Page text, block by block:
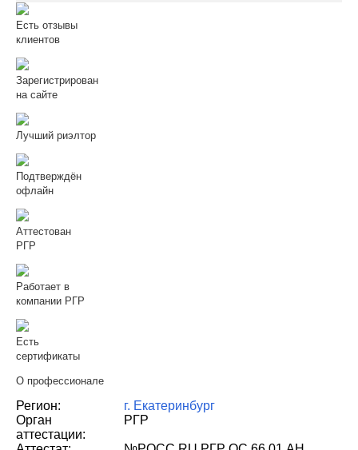
Есть отзывы
клиентов
Зарегистрирован
на сайте
Лучший риэлтор
Подтверждён
офлайн
Аттестован
РГР
Работает в
компании РГР
Есть
сертификаты
О профессионале
Регион:
г. Екатеринбург
Орган
аттестации:
РГР